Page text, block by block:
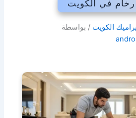
في الكويت
الكويت / بواسطة